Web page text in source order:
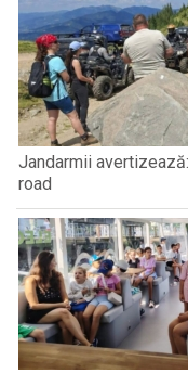
Jandarmii
road